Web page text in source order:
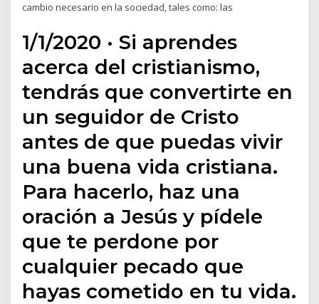
cambio necesario en la sociedad, tales como: las
1/1/2020 · Si aprendes
acerca del cristianismo,
tendrás que convertirte en
un seguidor de Cristo
antes de que puedas vivir
una buena vida cristiana.
Para hacerlo, haz una
oración a Jesús y pídele
que te perdone por
cualquier pecado que
hayas cometido en tu vida.